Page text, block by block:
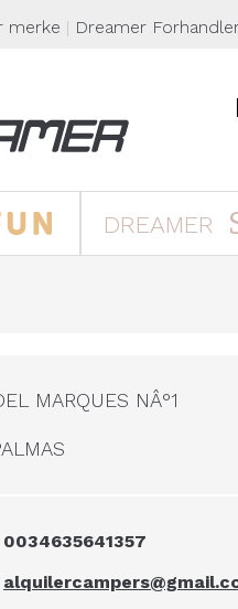
merke | Dreamer
DREAMER
MARQUES NÂ°1
0034635641357